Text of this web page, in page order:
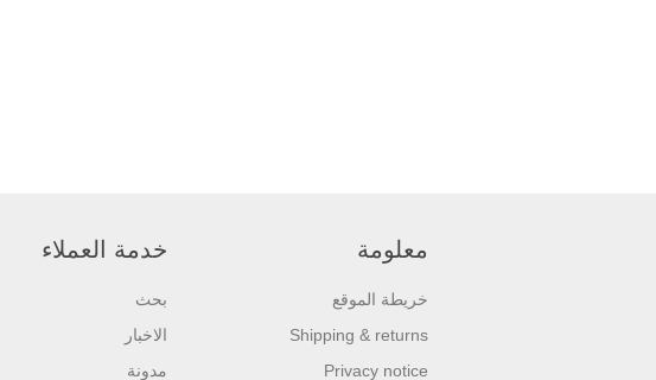
معلومة
خريطة الموقع
Shipping & returns
Privacy notice
خدمة العملاء
بحث
الاخبار
مدونة